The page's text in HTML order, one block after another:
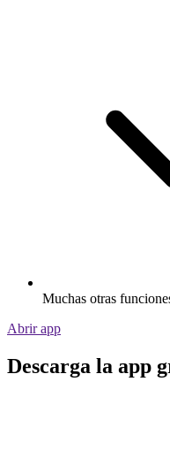
Muchas otras
Abrir app
Descarga la app